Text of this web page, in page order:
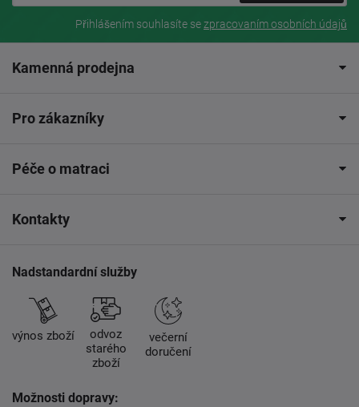
Přihlášením souhlasíte sezpracovaním osobních údajů
Kamenná prodejna
Pro zákazníky
Péče o matraci
Kontakty
Nadstandardní služby
výnos zboží
odvoz
starého
zboží
večerní
doručení
Možnosti dopravy: